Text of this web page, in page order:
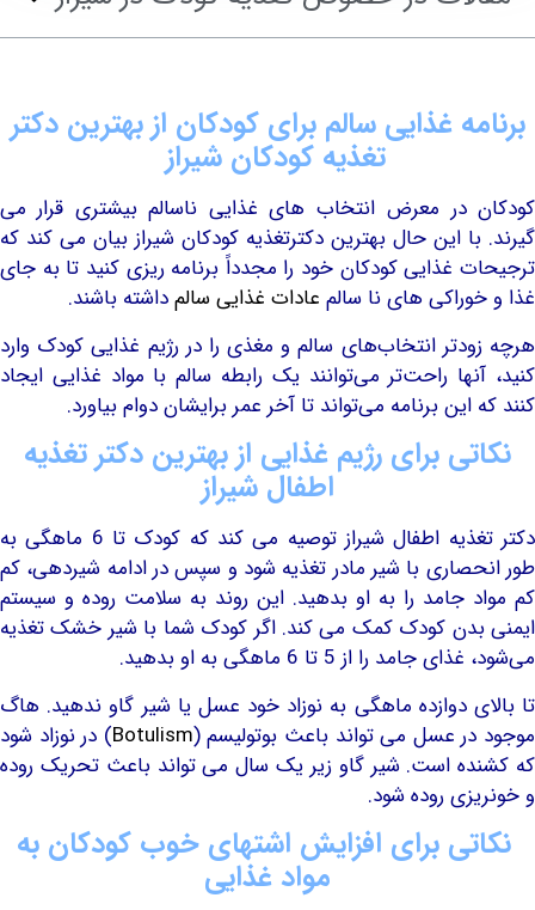
غذایی سالم برای کودکان از بهترین دکتر
تغذیه کودکان شیراز
در معرض انتخاب های غذایی ناسالم بیشتری قرار می
این حال بهترین دکترتغذیه کودکان شیراز بیان می کند که
غذایی کودکان خود را مجدداً برنامه ریزی کنید تا به جای
های نا سالمعادات غذایی سالمداشته باشند.
انتخاب‌های سالم و مغذی را در رژیم غذایی کودک وارد
راحت‌تر می‌توانند یک رابطه سالم با مواد غذایی ایجاد
برنامه می‌تواند تا آخر عمر برایشان دوام بیاورد.
برای رژیم غذایی از بهترین دکتر تغذیه
اطفال شیراز
دکتر تغذیه اطفال شیراز توصیه می کند که کودک تا 6 ماهگی به
با شیر مادر تغذیه شود و سپس در ادامه شیردهی، کم
جامد را به او بدهید. این روند به سلامت روده و سیستم
کودک کمک می کند. اگر کودک شما با شیر خشک تغذیه
را از 5 تا 6 ماهگی به او بدهید.
دوازده ماهگی به نوزاد خود عسل یا شیر گاو ندهید. هاگ
عسل می تواند باعث بوتولیسم (Botulism) در نوزاد شود
است. شیر گاو زیر یک سال می تواند باعث تحریک روده
روده شود.
برای افزایش اشتهای خوب کودکان به
مواد غذایی